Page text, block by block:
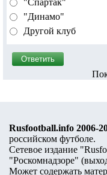
"Динамо"
Другой клуб
Rusfootball.info 2006-
российском футболе.
Сетевое издание
"Роскомнадзоре" (
Может содержать